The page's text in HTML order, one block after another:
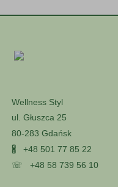
Wellness Styl
ul. Głuszca 25
80-283 Gdańsk
🖁 +48 501 77 85 22
☏ +48 58 739 56 10